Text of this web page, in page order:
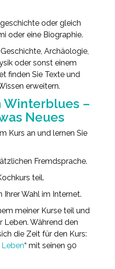
oder gleich
oder eine Biographie.
Archäologie,
oder sonst einem
finden Sie Texte und
erweitern.
Winterblues –
Neues
Kurs an und lernen Sie
Fremdsprache.
teil.
Ihrer Wahl im Internet.
meiner Kurse teil und
Leben. Während den
die Zeit für den Kurs:
“ mit seinen 90